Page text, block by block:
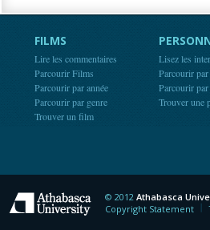
FILMS
Lire les commentaires
Parcourir Films
Parcourir par année
Parcourir par genre
Trouver un film
Lisez les
Parcourir
Parcourir
Trouver une
Athabasca
© 2012 Athabasca
Copyright Statement